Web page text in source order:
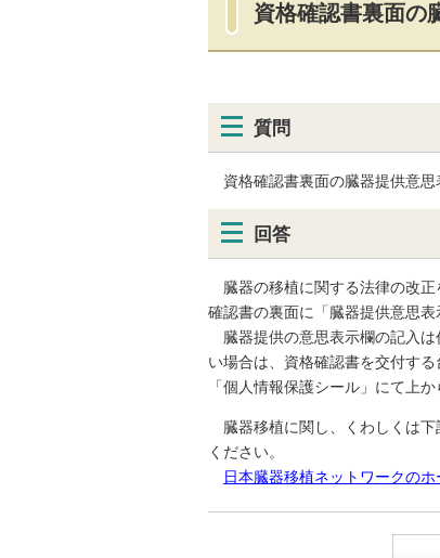
資格確認書裏面の
質問
資格確認書裏面の臓器提供意思
回答
臓器の移植に関する法律の改正
確認書の裏面に「臓器提供意思表
臓器提供の意思表示欄の記入は
い場合は、資格確認書を交付す
「個人情報保護シール」にて上
臓器移植に関し、くわしくは
ください。
日本臓器移植ネットワークのホ